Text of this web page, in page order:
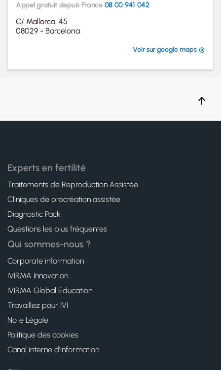
Appel gratuit depuis France 08 00 941 042
C/ Mallorca, 45
08029 - Barcelona
Voir sur google maps
Experts en fertilité
Traitements de Reproduction Assistée
Cliniques de procréation assistée
Diagnostic Pack
Questions les plus fréquentes
Qui sommes-nous ?
Corporate information
IVIRMA Innovation
IVIRMA Global Education
Travaillez pour IVI
Note Légale
Politique des cookies
Canal interne d’information